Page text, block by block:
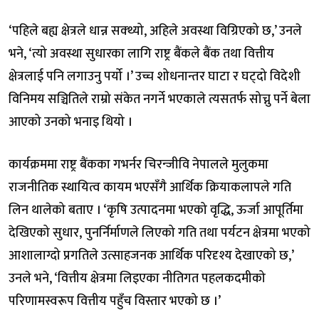
‘पहिले बह्य क्षेत्रले धान्न सक्थ्यो, अहिले अवस्था विग्रिएको छ,’ उनले
भने, ‘त्यो अवस्था सुधारका लागि राष्ट्र बैंकले बैंक तथा वित्तीय
क्षेत्रलाई पनि लगाउनु पर्यो ।’ उच्च शोधनान्तर घाटा र घट्दो विदेशी
विनिमय सञ्चितिले राम्रो संकेत नगर्ने भएकाले त्यसतर्फ सोच्नु पर्ने बेला
आएको उनको भनाइ थियो ।
कार्यक्रममा राष्ट्र बैंकका गभर्नर चिरन्जीवि नेपालले मुलुकमा
राजनीतिक स्थायित्व कायम भएसँगै आर्थिक क्रियाकलापले गति
लिन थालेको बताए । ‘कृषि उत्पादनमा भएको वृद्धि, ऊर्जा आपूर्तिमा
देखिएको सुधार, पुनर्निर्माणले लिएको गति तथा पर्यटन क्षेत्रमा भएको
आशालाग्दो प्रगतिले उत्साहजनक आर्थिक परिदृश्य देखाएको छ,’
उनले भने, ‘वित्तीय क्षेत्रमा लिइएका नीतिगत पहलकदमीको
परिणामस्वरूप वित्तीय पहुँच विस्तार भएको छ ।’